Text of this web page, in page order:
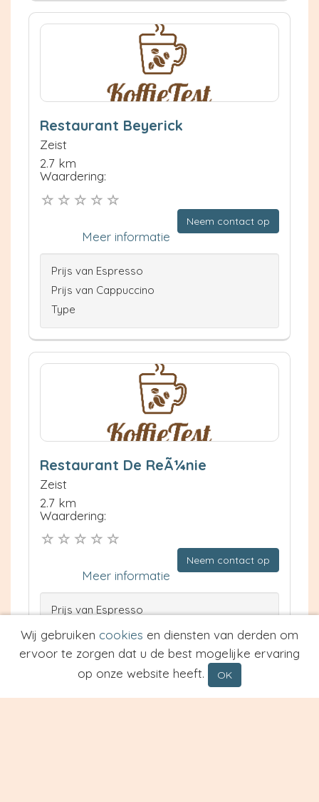
Restaurant Beyerick
Zeist
2.7 km
Waardering:
Neem contact op
Meer informatie
Prijs van Espresso
Prijs van Cappuccino
Type
Restaurant De ReÃ¼nie
Zeist
2.7 km
Waardering:
Neem contact op
Meer informatie
Prijs van Espresso
Prijs van Cappuccino
Type
Wij gebruiken cookies en diensten van derden om
ervoor te zorgen dat u de best mogelijke ervaring
op onze website heeft.
OK